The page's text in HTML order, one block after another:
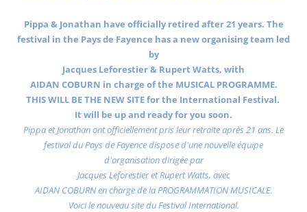
Pippa & Jonathan have officially retired after 21 years. The
festival in the Pays de Fayence has a new organising team led
by
Jacques Leforestier & Rupert Watts, with
AIDAN COBURN in charge of the MUSICAL PROGRAMME.
THIS WILL BE THE NEW SITE for the International Festival.
It will be up and ready for you soon.
Pippa et Jonathan ont officiellement pris leur retraite après 21 ans. Le
festival du Pays de Fayence dispose d'une nouvelle équipe
d'organisation dirigée par
Jacques Leforestier et Rupert Watts, avec
AIDAN COBURN en charge de la PROGRAMMATION MUSICALE.
Voici le nouveau site du Festival International.